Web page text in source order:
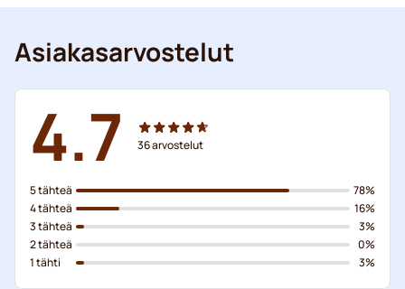
Asiakasarvostelut
4.7 36arvostelut
5 tähteä
4 tähteä
3 tähteä
2 tähteä
1 tähti
78%
16%
3%
0%
3%